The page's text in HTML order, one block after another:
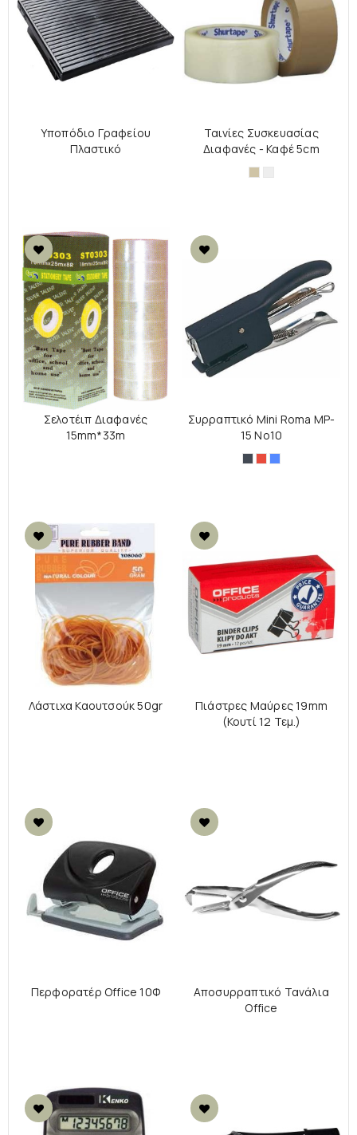
Υποπόδιο Γραφείου
Πλαστικό
Ταινίες Συσκευασίας
Διαφανές - Καφέ 5cm
Καφέ
Σελοτέιπ Διαφανές
15mm*33m
Συρραπτικό Mini Roma MP-
15 No10
Μαύρο
Κόκκινο
Μπλε
Λάστιχα Καουτσούκ 50gr
Πιάστρες Μαύρες 19mm
(Κουτί 12 Τεμ.)
Περφορατέρ Office 10Φ
Αποσυρραπτικό Τανάλια
Office